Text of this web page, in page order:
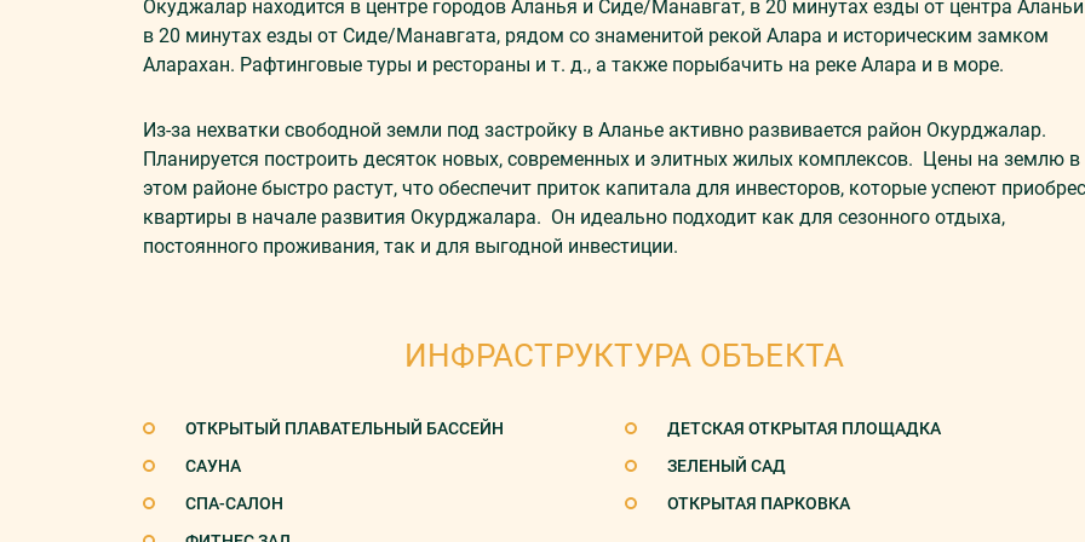
Окуджалар находится в центре городов Аланья и Сиде/Манавгат, в 20 минутах езды от центра
в 20 минутах езды от Сиде/Манавгата, рядом со знаменитой рекой Алара и историческим замком
Аларахан. Рафтинговые туры и рестораны и т. д., а также порыбачить на реке Алара и в море.
Из-за нехватки свободной земли под застройку в Аланье активно развивается район Окурджалар.
Планируется построить десяток новых, современных и элитных жилых комплексов. Цены на землю в
этом районе быстро растут, что обеспечит приток капитала для инвесторов, которые успеют
квартиры в начале развития Окурджалара. Он идеально подходит как для сезонного отдыха,
постоянного проживания, так и для выгодной инвестиции.
ИНФРАСТРУКТУРА ОБЪЕКТА
ОТКРЫТЫЙ ПЛАВАТЕЛЬНЫЙ БАССЕЙН
САУНА
СПА-САЛОН
ДЕТСКАЯ ОТКРЫТАЯ ПЛОЩАДКА
ЗЕЛЕНЫЙ САД
ОТКРЫТАЯ ПАРКОВКА